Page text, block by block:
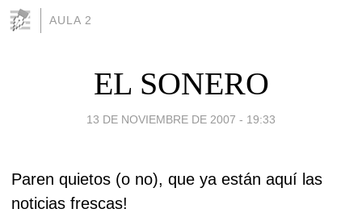
AULA 2
EL SONERO
13 DE NOVIEMBRE DE 2007 - 19:33
Paren quietos (o no), que ya están aquí las
noticias frescas!